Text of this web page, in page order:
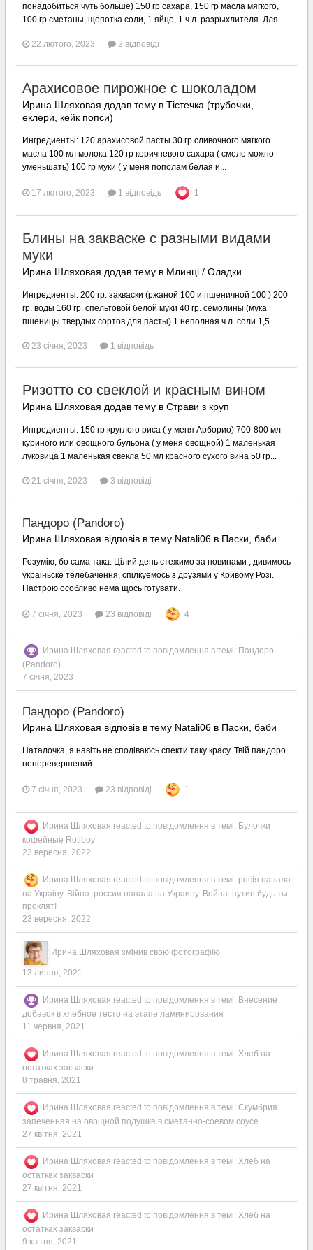
понадобиться чуть больше) 150 гр сахара, 150 гр масла мягкого,
100 гр сметаны, щепотка соли, 1 яйцо, 1 ч.л. разрыхлителя. Для...
22 лютого, 2023 2 відповіді
Арахисовое пирожное с шоколадом
Ирина Шляховая додав тему в Тістечка (трубочки,
еклери, кейк попси)
Ингредиенты: 120 арахисовой пасты 30 гр сливочного мягкого
масла 100 мл молока 120 гр коричневого сахара ( смело можно
уменьшать) 100 гр муки ( у меня пополам белая и...
17 лютого, 2023 1 відповідь 1
Блины на закваске с разными видами
муки
Ирина Шляховая додав тему в Млинці / Оладки
Ингредиенты: 200 гр. закваски (ржаной 100 и пшеничной 100 ) 200
гр. воды 160 гр. спельтовой белой муки 40 гр. семолины (мука
пшеницы твердых сортов для пасты) 1 неполная ч.л. соли 1,5...
23 січня, 2023 1 відповідь
Ризотто со свеклой и красным вином
Ирина Шляховая додав тему в Страви з круп
Ингредиенты: 150 гр круглого риса ( у меня Арборио) 700-800 мл
куриного или овощного бульона ( у меня овощной) 1 маленькая
луковица 1 маленькая свекла 50 мл красного сухого вина 50 гр...
21 січня, 2023 3 відповіді
Пандоро (Pandoro)
Ирина Шляховая відповів в тему Natali06 в Паски, баби
Розумiю, бо сама така. Цiлий день стежимо за новинами , дивимось
украiньске телебачення, спiлкуемось з друзями у Кривому Розi.
Настрою особливо нема щось готувати.
7 січня, 2023 23 відповіді 4
Ирина Шляховая reacted to повідомлення в темі: Пандоро
(Pandoro)
7 січня, 2023
Пандоро (Pandoro)
Ирина Шляховая відповів в тему Natali06 в Паски, баби
Наталочка, я навіть не сподіваюсь спекти таку красу. Твій пандоро
неперевершений.
7 січня, 2023 23 відповіді 1
Ирина Шляховая reacted to повідомлення в темі: Булочки
кофейные Rotiboy
23 вересня, 2022
Ирина Шляховая reacted to повідомлення в темі: росія напала
на Украіну. Війна. россия напала на Украину. Война. путин будь ты
проклят!
23 вересня, 2022
Ирина Шляховая змінив свою фотографію
13 липня, 2021
Ирина Шляховая reacted to повідомлення в темі: Внесение
добавок в хлебное тесто на этапе ламинирования
11 червня, 2021
Ирина Шляховая reacted to повідомлення в темі: Хлеб на
остатках закваски
8 травня, 2021
Ирина Шляховая reacted to повідомлення в темі: Скумбрия
запеченная на овощной подушке в сметанно-соевом соусе
27 квітня, 2021
Ирина Шляховая reacted to повідомлення в темі: Хлеб на
остатках закваски
27 квітня, 2021
Ирина Шляховая reacted to повідомлення в темі: Хлеб на
остатках закваски
9 квітня, 2021